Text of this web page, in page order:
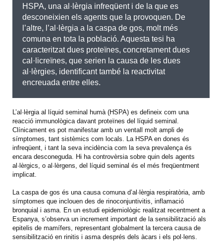
HSPA, una al·lèrgia infreqüent i de la que es
desconeixien els agents que la provoquen. De
l’altre, l’al·lèrgia a la caspa de gos, molt més
comuna en tota la població. Aquesta tesi ha
caracteritzat dues proteïnes, concretament dues
cal·licreïnes, que serien la causa de les dues
al·lèrgies, identificant també la reactivitat
encreuada entre elles.
L’al·lèrgia al líquid seminal humà (HSPA) es defineix com una
reacció immunològica davant proteïnes del líquid seminal.
Clínicament es pot manifestar amb un ventall molt ampli de
símptomes, tant sistèmics com locals. La HSPA en dones és
infreqüent, i tant la seva incidència com la seva prevalença és
encara desconeguda. Hi ha controvèrsia sobre quin dels agents
al·lèrgics, o al·lèrgens, del líquid seminal és el més freqüentment
implicat.
La caspa de gos és una causa comuna d’al·lèrgia respiratòria, amb
símptomes que inclouen des de rinoconjuntivitis, inflamació
bronquial i asma. En un estudi epidemiològic realitzat recentment a
Espanya, s’observa un increment important de la sensibilització als
epitelis de mamífers, representant globalment la tercera causa de
sensibilització en rinitis i asma després dels àcars i els pol·lens.